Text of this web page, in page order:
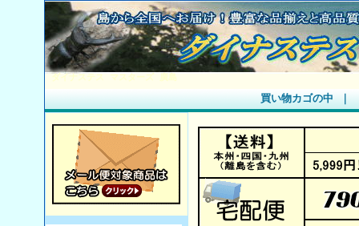
ダイナステス マスターズ 廣島
買い物カゴの中